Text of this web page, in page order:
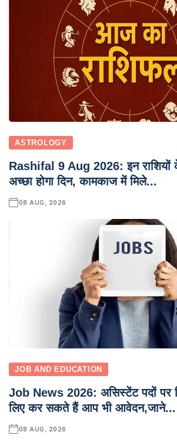
ASTROLOGY
Rashifal 9 Aug 2026: इन राशियों
अच्छा होगा दिन, कामकाज में मिले...
08 AUG, 2026
JOB AND EDUCATION
Job News 2026: असिस्टेंट पदों पर
लिए कर सकते हैं आप भी आवेदन,जाने...
08 AUG, 2026